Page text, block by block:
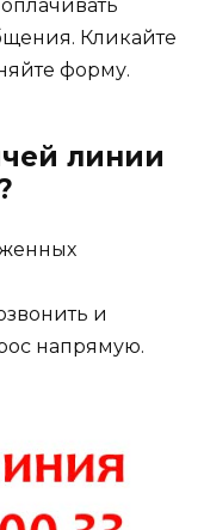
Кликайте
форму.
линии
и
напрямую.